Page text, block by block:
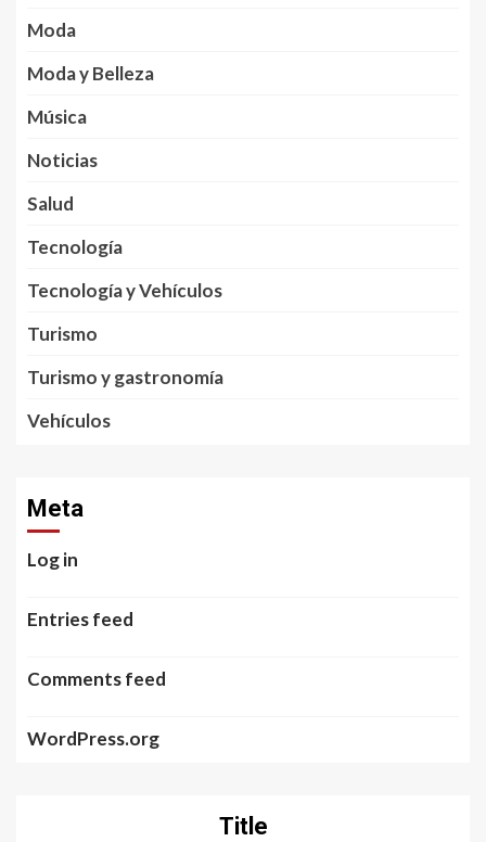
Moda
Moda y Belleza
Música
Noticias
Salud
Tecnología
Tecnología y Vehículos
Turismo
Turismo y gastronomía
Vehículos
Meta
Log in
Entries feed
Comments feed
WordPress.org
Title